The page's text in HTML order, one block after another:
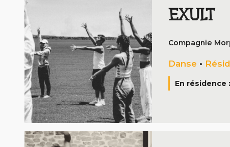
EXULT
Compagnie
Danse •
En résidence :